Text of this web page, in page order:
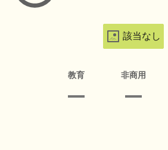
該当なし
教育 非商用